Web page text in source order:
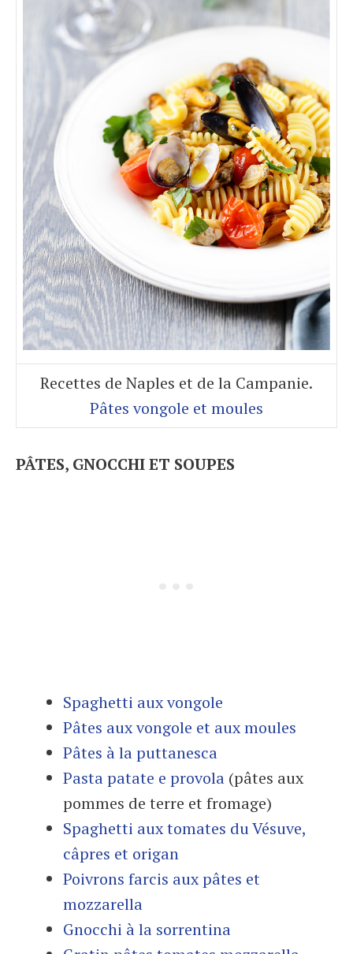
Recettes de Naples et de la Campanie.
Pâtes vongole et moules
PÂTES, GNOCCHI ET SOUPES
Spaghetti aux vongole
Pâtes aux vongole et aux moules
Pâtes à la puttanesca
Pasta patate e provola (pâtes aux
pommes de terre et fromage)
Spaghetti aux tomates du Vésuve,
câpres et origan
Poivrons farcis aux pâtes et
mozzarella
Gnocchi à la sorrentina